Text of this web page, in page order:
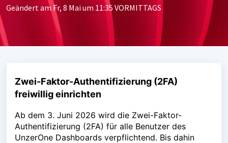
Geändert am Fr, 8 Mai um 11:35 VORMITTAGS
Zwei-Faktor-Authentifizierung (2FA)
freiwillig einrichten
Ab dem 3. Juni 2026 wird die Zwei-Faktor-
Authentifizierung (2FA) für alle Benutzer des
UnzerOne Dashboards verpflichtend. Bis dahin